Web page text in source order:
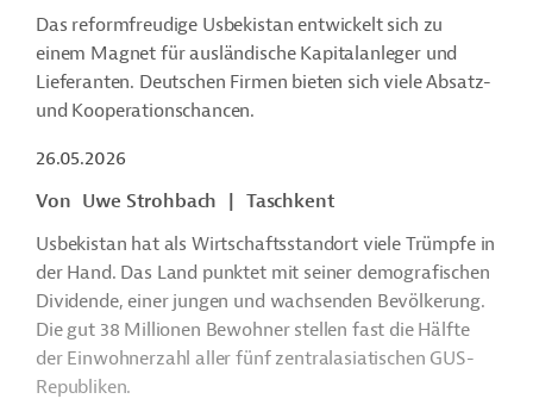
Das reformfreudige Usbekistan entwickelt sich zu
einem Magnet für ausländische Kapitalanleger und
Lieferanten. Deutschen Firmen bieten sich viele Absatz-
und Kooperationschancen.
26.05.2026
Von Uwe Strohbach
Taschkent
Usbekistan hat als Wirtschaftsstandort viele Trümpfe in
der Hand. Das Land punktet mit seiner demografischen
Dividende, einer jungen und wachsenden Bevölkerung.
Die gut 38 Millionen Bewohner stellen fast die Hälfte
der Einwohnerzahl aller fünf zentralasiatischen GUS-
Republiken.